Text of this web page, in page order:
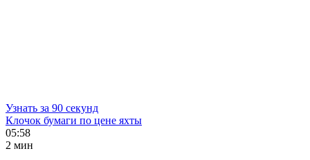
Узнать за 90 секунд
Клочок бумаги по цене яхты
05:58
2 мин